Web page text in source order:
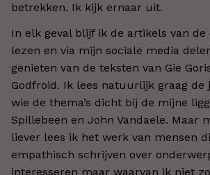
betrekken. Ik kijk ernaar uit.
In elk geval blijf ik de artikels van de
lezen en via mijn sociale media
genieten van de teksten van Gie
Godfroid. Ik lees natuurlijk graag de
wie de thema’s dicht bij de mijne
Spillebeen en John Vandaele. Maar
liever lees ik het werk van mensen
empathisch schrijven over
interesseren maar waarvan ik niet